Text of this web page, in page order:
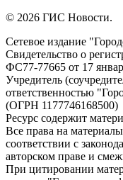
© 2026 ГИС Новости.
Сетевое издание
Свидетельство о
ФС77-77665 от 17
Учредитель
ответственностью
(ОГРН 1177746168500)
Ресурс содержит
Все права на
соответствии с
авторском праве и
При цитировании